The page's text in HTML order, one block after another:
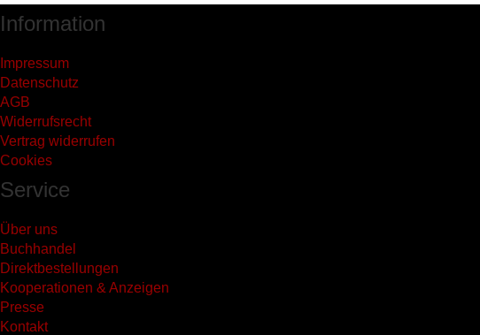
Information
Impressum
Datenschutz
AGB
Widerrufsrecht
Vertrag widerrufen
Cookies
Service
Über uns
Buchhandel
Direktbestellungen
Kooperationen & Anzeigen
Presse
Kontakt